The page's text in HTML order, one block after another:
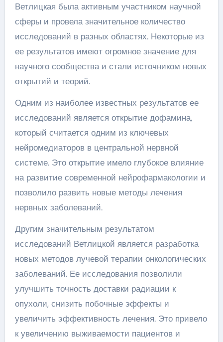
Ветлицкая была активным участником научной
сферы и провела значительное количество
исследований в разных областях. Некоторые из
ее результатов имеют огромное значение для
научного сообщества и стали источником новых
открытий и теорий.
Одним из наиболее известных результатов ее
исследований является открытие дофамина,
который считается одним из ключевых
нейромедиаторов в центральной нервной
системе. Это открытие имело глубокое влияние
на развитие современной нейрофармакологии и
позволило развить новые методы лечения
нервных заболеваний.
Другим значительным результатом
исследований Ветлицкой является разработка
новых методов лучевой терапии онкологических
заболеваний. Ее исследования позволили
улучшить точность доставки радиации к
опухоли, снизить побочные эффекты и
увеличить эффективность лечения. Это привело
к увеличению выживаемости пациентов и